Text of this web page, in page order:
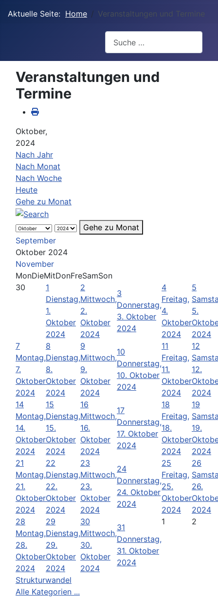
Aktuelle Seite: Home Veranstaltungen und Termine
Veranstaltungen und
Termine
Oktober,
2024
Nach Jahr
Nach Monat
Nach Woche
Heute
Gehe zu Monat
Gehe zu Monat
September
Oktober 2024
November
MonDieMitDonFreSamSon
30
1
Dienstag,
1.
Oktober
2024
2
Mittwoch,
2.
Oktober
2024
3
Donnerstag,
3. Oktober
2024
4
Freitag,
4.
Oktober
2024
5
5.
2024
7
Montag,
7.
Oktober
2024
8
Dienstag,
8.
Oktober
2024
9
Mittwoch,
9.
Oktober
2024
10
Donnerstag,
10. Oktober
2024
11
Freitag,
11.
Oktober
2024
12
12.
2024
14
Montag,
14.
Oktober
2024
15
Dienstag,
15.
Oktober
2024
16
Mittwoch,
16.
Oktober
2024
17
Donnerstag,
17. Oktober
2024
18
Freitag,
18.
Oktober
2024
19
19.
2024
21
Montag,
21.
Oktober
2024
22
Dienstag,
22.
Oktober
2024
23
Mittwoch,
23.
Oktober
2024
24
Donnerstag,
24. Oktober
2024
25
Freitag,
25.
Oktober
2024
26
26.
2024
28
Montag,
28.
Oktober
2024
29
Dienstag,
29.
Oktober
2024
30
Mittwoch,
30.
Oktober
2024
31
Donnerstag,
31. Oktober
2024
1 2
Strukturwandel
Alle Kategorien ...